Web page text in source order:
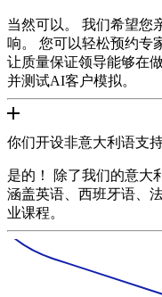
当然可以。 我们希望您
响。 您可以轻松预约专
让质量保证领导能够在
并测试AI客户模拟。
你们开设非意大利语支
是的！ 除了我们的意大
涵盖英语、西班牙语、
业课程。